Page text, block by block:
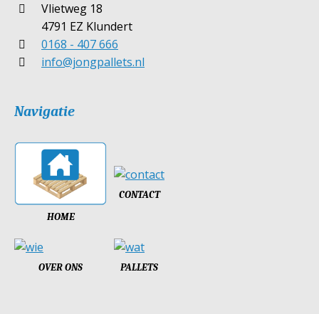
Vlietweg 18
4791 EZ Klundert
0168 - 407 666
info@jongpallets.nl
Navigatie
HOME
CONTACT
OVER ONS PALLETS